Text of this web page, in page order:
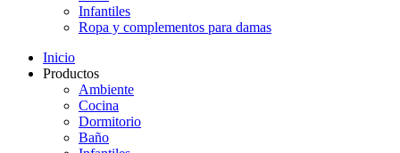
Infantiles
Ropa y complementos para damas
Inicio
Productos
Ambiente
Cocina
Dormitorio
Baño